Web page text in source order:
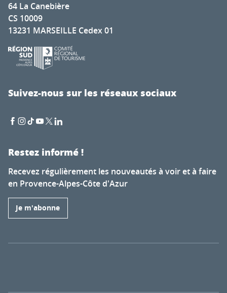
64 La Canebière
CS 10009
13231 MARSEILLE Cedex 01
Suivez-nous sur les réseaux sociaux
Restez informé !
Recevez régulièrement les nouveautés à voir et à faire
en Provence-Alpes-Côte d'Azur
Je m'abonne